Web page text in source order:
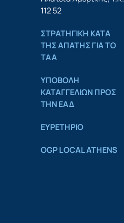
112 52
ΣΤΡΑΤΗΓΙΚΗ ΚΑΤΑ
ΤΗΣ ΑΠΑΤΗΣ ΓΙΑ ΤΟ
ΤΑΑ
YΠΟΒΟΛΗ
ΚΑΤΑΓΓΕΛΙΩΝ ΠΡΟΣ
ΤΗΝ ΕΑΔ
ΕΥΡΕΤΗΡΙΟ
OGP LOCAL ATHENS